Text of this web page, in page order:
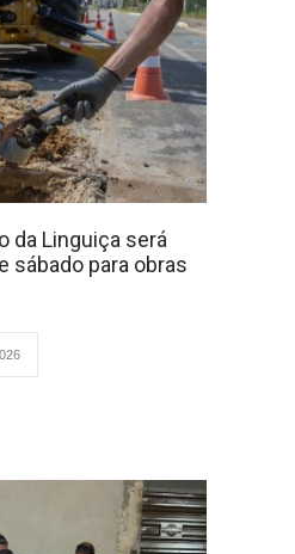
da Linguiça será
sábado para obras